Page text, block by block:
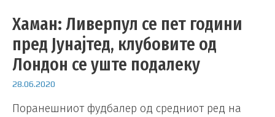
Хаман: Ливерпул се пет години
пред Јунајтед, клубовите од
Лондон се уште подалеку
28.06.2020
Поранешниот фудбалер од средниот ред на